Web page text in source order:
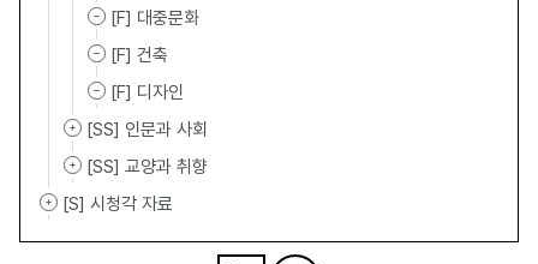
[F] 대중문화
[F] 건축
[F] 디자인
[SS] 인문과 사회
[SS] 교양과 취향
[S] 시청각 자료